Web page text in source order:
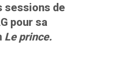
sessions de
pour sa
Le prince.